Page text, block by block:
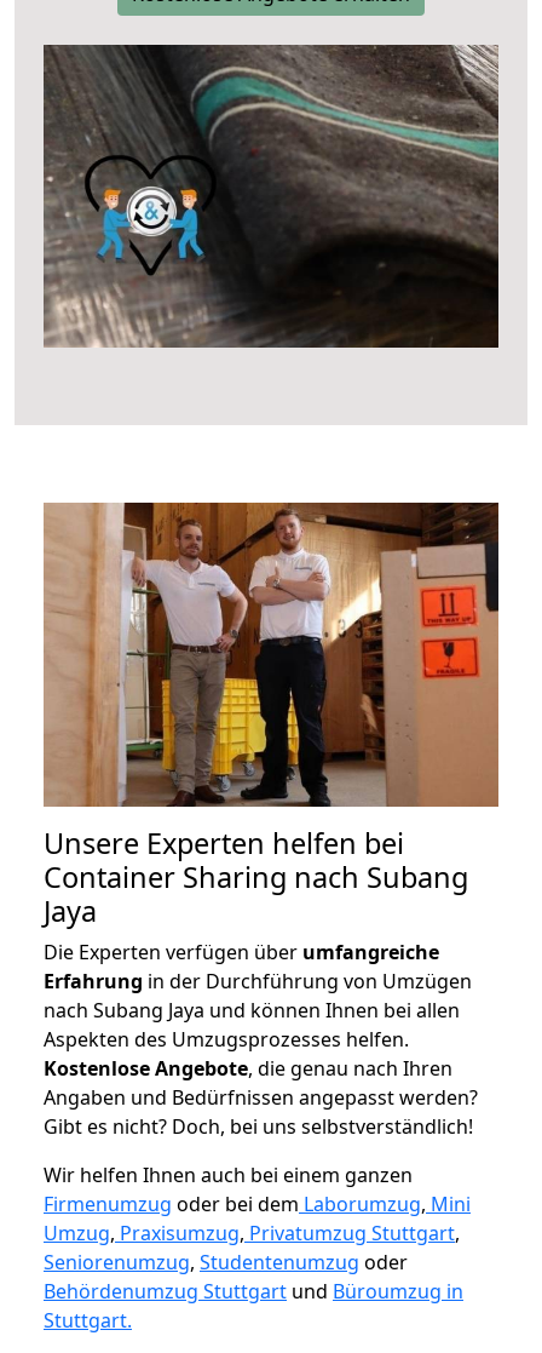
Unsere Experten helfen bei
Container Sharing nach Subang
Jaya
Die Experten verfügen über umfangreiche
Erfahrung in der Durchführung von Umzügen
nach Subang Jaya und können Ihnen bei allen
Aspekten des Umzugsprozesses helfen.
Kostenlose Angebote, die genau nach Ihren
Angaben und Bedürfnissen angepasst werden?
Gibt es nicht? Doch, bei uns selbstverständlich!
Wir helfen Ihnen auch bei einem ganzen
Firmenumzug oder bei dem Laborumzug, Mini
Umzug, Praxisumzug, Privatumzug Stuttgart,
Seniorenumzug, Studentenumzug oder
Behördenumzug Stuttgart und Büroumzug in
Stuttgart.